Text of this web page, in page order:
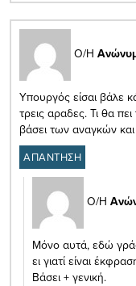
Ο/Η
Υπουργός είσαι βάλε
τρεις αραδες. Τι θα
βάσει των αναγκών
ΑΠΑΝΤΗΣΗ
Ο/Η
Μόνο αυτά, εδώ
ει γιατί είναι
Βάσει + γενική.